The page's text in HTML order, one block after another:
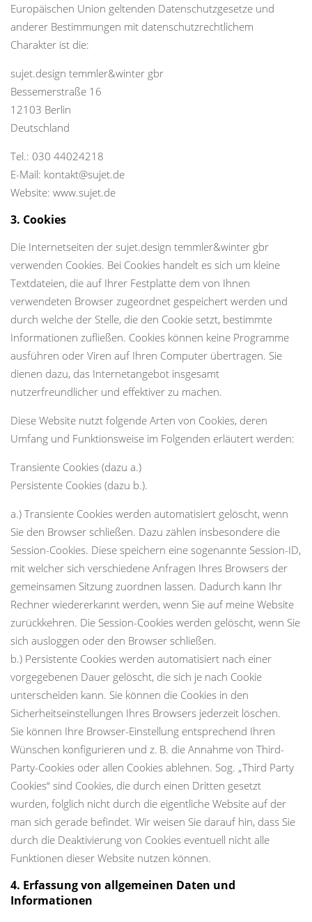
Europäischen Union geltenden Datenschutzgesetze und
anderer Bestimmungen mit datenschutzrechtlichem
Charakter ist die:
sujet.design temmler&winter gbr
Bessemerstraße 16
12103 Berlin
Deutschland
Tel.: 030 44024218
E-Mail: kontakt@sujet.de
Website: www.sujet.de
3. Cookies
Die Internetseiten der sujet.design temmler&winter gbr
verwenden Cookies. Bei Cookies handelt es sich um kleine
Textdateien, die auf Ihrer Festplatte dem von Ihnen
verwendeten Browser zugeordnet gespeichert werden und
durch welche der Stelle, die den Cookie setzt, bestimmte
Informationen zufließen. Cookies können keine Programme
ausführen oder Viren auf Ihren Computer übertragen. Sie
dienen dazu, das Internetangebot insgesamt
nutzerfreundlicher und effektiver zu machen.
Diese Website nutzt folgende Arten von Cookies, deren
Umfang und Funktionsweise im Folgenden erläutert werden:
Transiente Cookies (dazu a.)
Persistente Cookies (dazu b.).
a.) Transiente Cookies werden automatisiert gelöscht, wenn
Sie den Browser schließen. Dazu zählen insbesondere die
Session-Cookies. Diese speichern eine sogenannte Session-ID,
mit welcher sich verschiedene Anfragen Ihres Browsers der
gemeinsamen Sitzung zuordnen lassen. Dadurch kann Ihr
Rechner wiedererkannt werden, wenn Sie auf meine Website
zurückkehren. Die Session-Cookies werden gelöscht, wenn Sie
sich ausloggen oder den Browser schließen.
b.) Persistente Cookies werden automatisiert nach einer
vorgegebenen Dauer gelöscht, die sich je nach Cookie
unterscheiden kann. Sie können die Cookies in den
Sicherheitseinstellungen Ihres Browsers jederzeit löschen.
Sie können Ihre Browser-Einstellung entsprechend Ihren
Wünschen konfigurieren und z. B. die Annahme von Third-
Party-Cookies oder allen Cookies ablehnen. Sog. „Third Party
Cookies“ sind Cookies, die durch einen Dritten gesetzt
wurden, folglich nicht durch die eigentliche Website auf der
man sich gerade befindet. Wir weisen Sie darauf hin, dass Sie
durch die Deaktivierung von Cookies eventuell nicht alle
Funktionen dieser Website nutzen können.
4. Erfassung von allgemeinen Daten und
Informationen